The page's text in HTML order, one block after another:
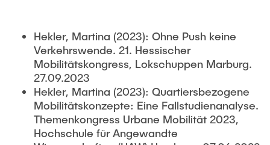
Hekler, Martina (2023): Ohne Push keine
Verkehrswende. 21. Hessischer
Mobilitätskongress, Lokschuppen Marburg.
27.09.2023
Hekler, Martina (2023): Quartiersbezogene
Mobilitätskonzepte: Eine Fallstudienanalyse.
Themenkongress Urbane Mobilität 2023,
Hochschule für Angewandte